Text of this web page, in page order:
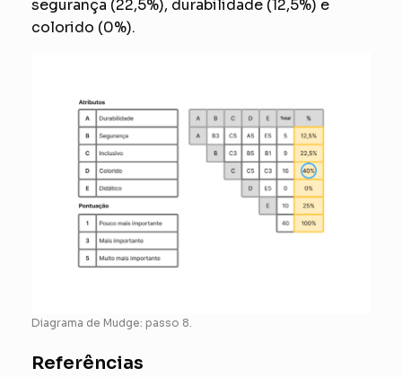
segurança (22,5%), durabilidade (12,5%) e
colorido (0%).
Diagrama de Mudge: passo 8.
Referências